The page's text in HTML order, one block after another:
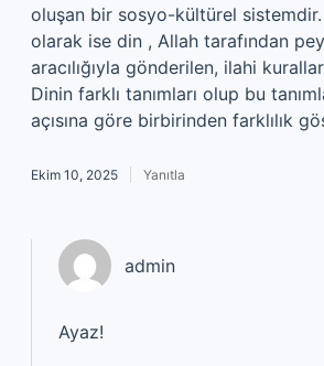
oluşan bir sosyo-kültürel
olarak ise din , Allah tarafından
aracılığıyla gönderilen, ilahi
Dinin farklı tanımları olup bu
açısına göre birbirinden farklılık
Ekim 10, 2025 Yanıtla
admin
Ayaz!